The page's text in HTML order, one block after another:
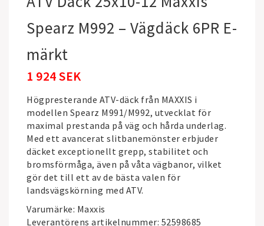
Spearz M992 – Vägdäck 6PR E-
märkt
1 924 SEK
Högpresterande ATV-däck från MAXXIS i
modellen Spearz M991/M992, utvecklat för
maximal prestanda på väg och hårda underlag.
Med ett avancerat slitbanemönster erbjuder
däcket exceptionellt grepp, stabilitet och
bromsförmåga, även på våta vägbanor, vilket
gör det till ett av de bästa valen för
landsvägskörning med ATV.
Varumärke: Maxxis
Leverantörens artikelnummer: 52598685